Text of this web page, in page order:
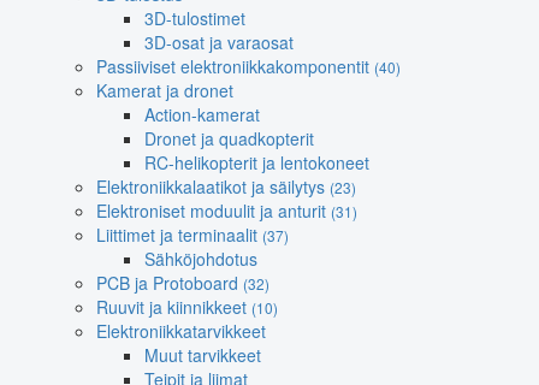
3D-tulostimet
3D-osat ja varaosat
Passiiviset elektroniikkakomponentit (40)
Kamerat ja dronet
Action-kamerat
Dronet ja quadkopterit
RC-helikopterit ja lentokoneet
Elektroniikkalaatikot ja säilytys (23)
Elektroniset moduulit ja anturit (31)
Liittimet ja terminaalit (37)
Sähköjohdotus
PCB ja Protoboard (32)
Ruuvit ja kiinnikkeet (10)
Elektroniikkatarvikkeet
Muut tarvikkeet
Teipit ja liimat